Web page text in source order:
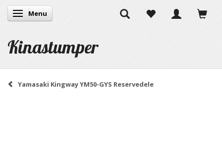
Skifte navigation
Menu
Kinastumper
Yamasaki Kingway YM50-GYS Reservedele